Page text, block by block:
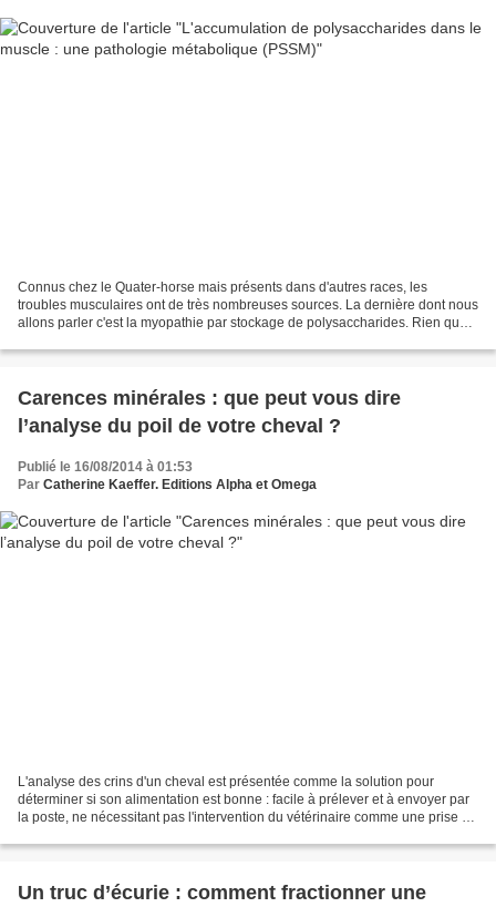
Connus chez le Quater-horse mais présents dans d'autres races, les
troubles musculaires ont de très nombreuses sources. La dernière dont nous
allons parler c'est la myopathie par stockage de polysaccharides. Rien que
Carences minérales : que peut vous dire
l’analyse du poil de votre cheval ?
Publié le 16/08/2014 à 01:53
Par Catherine Kaeffer. Editions Alpha et Omega
L'analyse des crins d'un cheval est présentée comme la solution pour
déterminer si son alimentation est bonne : facile à prélever et à envoyer par
la poste, ne nécessitant pas l'intervention du vétérinaire comme une prise de
Un truc d’écurie : comment fractionner une